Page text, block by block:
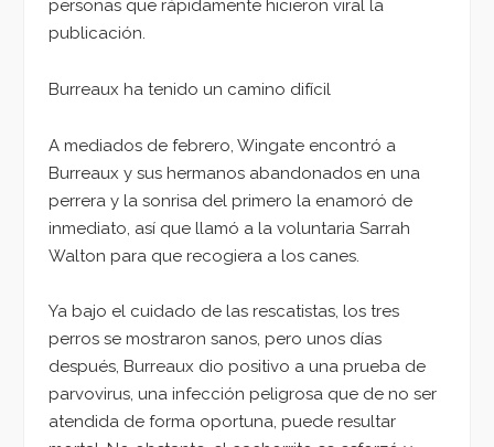
personas que rápidamente hicieron viral la
publicación.
Burreaux ha tenido un camino difícil
A mediados de febrero, Wingate encontró a
Burreaux y sus hermanos abandonados en una
perrera y la sonrisa del primero la enamoró de
inmediato, así que llamó a la voluntaria Sarrah
Walton para que recogiera a los canes.
Ya bajo el cuidado de las rescatistas, los tres
perros se mostraron sanos, pero unos días
después, Burreaux dio positivo a una prueba de
parvovirus, una infección peligrosa que de no ser
atendida de forma oportuna, puede resultar